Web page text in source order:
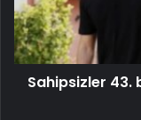
Sahipsizler 43.